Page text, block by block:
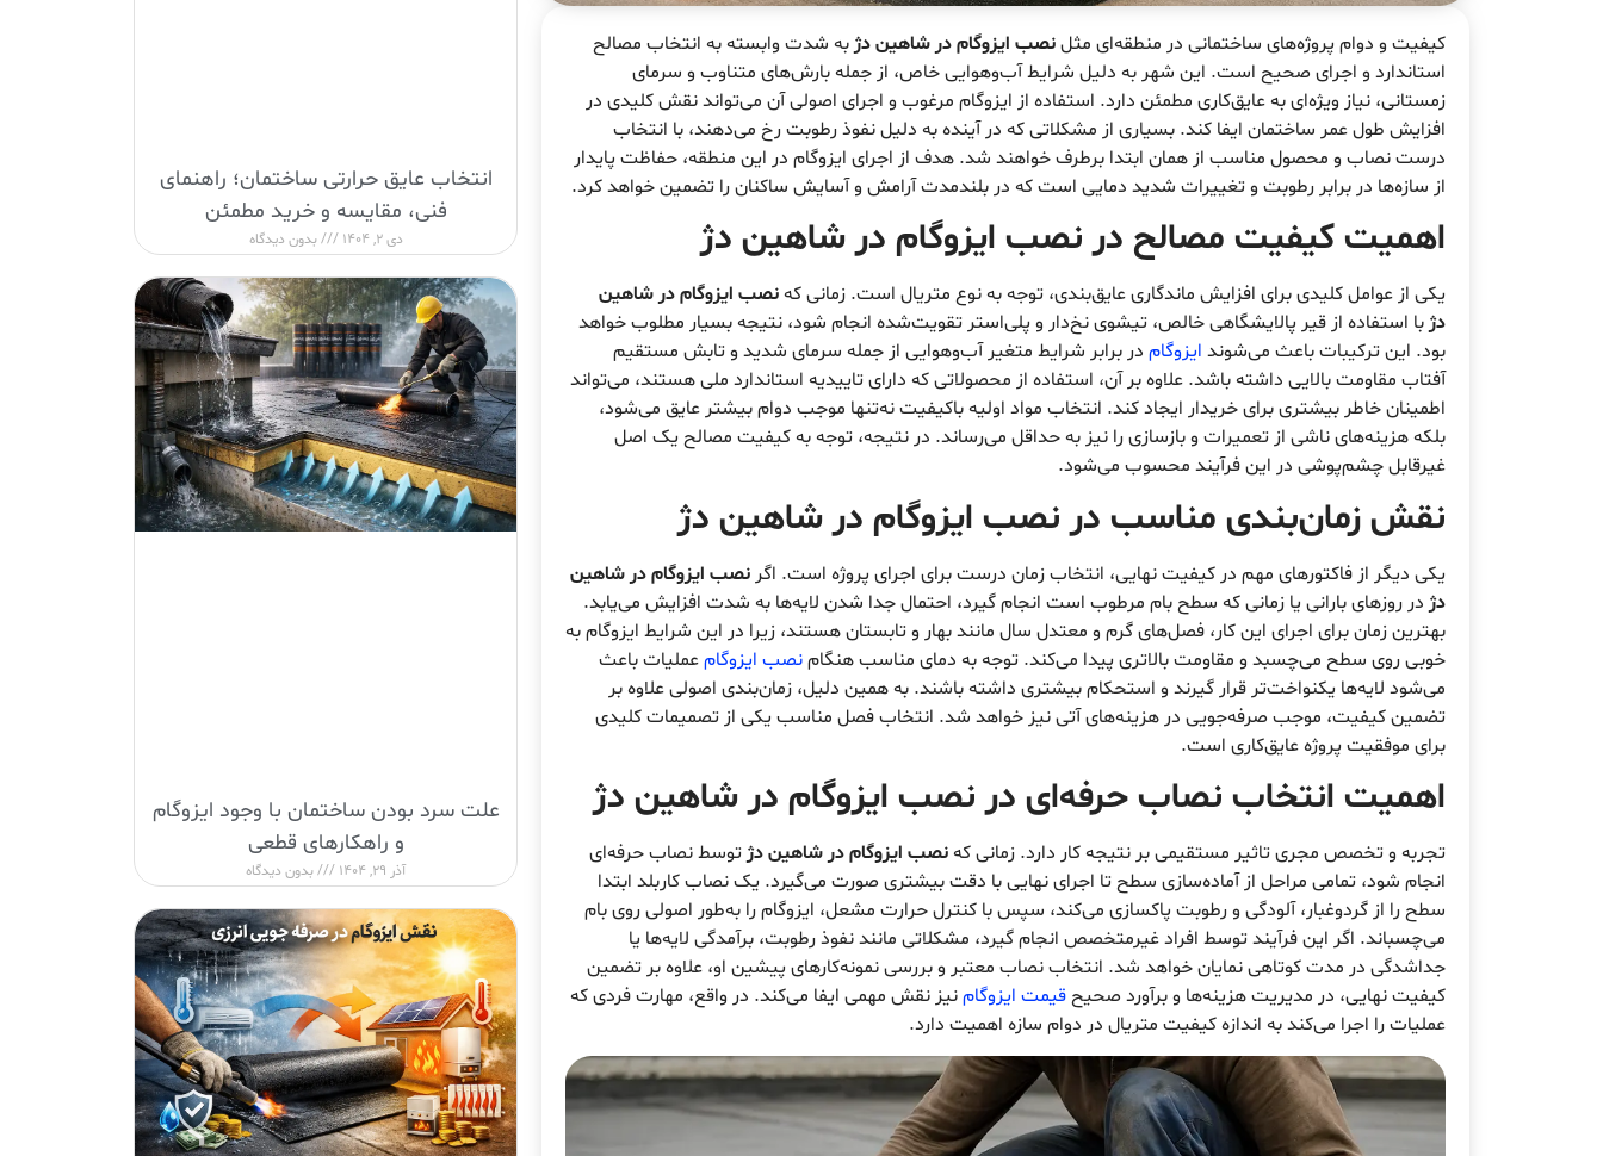
کیفیت و دوام پروژه‌های ساختمانی در منطقه‌ای مثلنصب ایزوگام در شاهین دژ به شدت وابسته به انتخاب مصالح
استاندارد و اجرای صحیح است. این شهر به دلیل شرایط آب‌وهوایی خاص، از جمله بارش‌های متناوب و سرمای
زمستانی، نیاز ویژه‌ای به عایق‌کاری مطمئن دارد. استفاده از ایزوگام مرغوب و اجرای اصولی آن می‌تواند نقش کلیدی در
افزایش طول عمر ساختمان ایفا کند. بسیاری از مشکلاتی که در آینده به دلیل نفوذ رطوبت رخ می‌دهند، با انتخاب
درست نصاب و محصول مناسب از همان ابتدا برطرف خواهند شد. هدف از اجرای ایزوگام در این منطقه، حفاظت پایدار
از سازه‌ها در برابر رطوبت و تغییرات شدید دمایی است که در بلندمدت آرامش و آسایش ساکنان را تضمین خواهد کرد.
اهمیت کیفیت مصالح در نصب ایزوگام در شاهین دژ
یکی از عوامل کلیدی برای افزایش ماندگاری عایق‌بندی، توجه به نوع متریال است. زمانی کهنصب ایزوگام در شاهین
دژ با استفاده از قیر پالایشگاهی خالص، تیشوی نخ‌دار و پلی‌استر تقویت‌شده انجام شود، نتیجه بسیار مطلوب خواهد
بود. این ترکیبات باعث می‌شوند ایزوگام در برابر شرایط متغیر آب‌وهوایی از جمله سرمای شدید و تابش مستقیم
آفتاب مقاومت بالایی داشته باشد. علاوه بر آن، استفاده از محصولاتی که دارای تاییدیه استاندارد ملی هستند، می‌تواند
اطمینان خاطر بیشتری برای خریدار ایجاد کند. انتخاب مواد اولیه باکیفیت نه‌تنها موجب دوام بیشتر عایق می‌شود،
بلکه هزینه‌های ناشی از تعمیرات و بازسازی را نیز به حداقل می‌رساند. در نتیجه، توجه به کیفیت مصالح یک اصل
غیرقابل چشم‌پوشی در این فرآیند محسوب می‌شود.
نقش زمان‌بندی مناسب در نصب ایزوگام در شاهین دژ
یکی دیگر از فاکتورهای مهم در کیفیت نهایی، انتخاب زمان درست برای اجرای پروژه است. اگر نصب ایزوگام در شاهین
دژ در روزهای بارانی یا زمانی که سطح بام مرطوب است انجام گیرد، احتمال جدا شدن لایه‌ها به شدت افزایش می‌یابد.
بهترین زمان برای اجرای این کار، فصل‌های گرم و معتدل سال مانند بهار و تابستان هستند، زیرا در این شرایط ایزوگام به
خوبی روی سطح می‌چسبد و مقاومت بالاتری پیدا می‌کند. توجه به دمای مناسب هنگامنصب ایزوگامعملیات باعث
می‌شود لایه‌ها یکنواخت‌تر قرار گیرند و استحکام بیشتری داشته باشند. به همین دلیل، زمان‌بندی اصولی علاوه بر
تضمین کیفیت، موجب صرفه‌جویی در هزینه‌های آتی نیز خواهد شد. انتخاب فصل مناسب یکی از تصمیمات کلیدی
برای موفقیت پروژه عایق‌کاری است.
اهمیت انتخاب نصاب حرفه‌ای در نصب ایزوگام در شاهین دژ
تجربه و تخصص مجری تاثیر مستقیمی بر نتیجه کار دارد. زمانی کهنصب ایزوگام در شاهین دژ توسط نصاب حرفه‌ای
انجام شود، تمامی مراحل از آماده‌سازی سطح تا اجرای نهایی با دقت بیشتری صورت می‌گیرد. یک نصاب کاربلد ابتدا
سطح را از گردوغبار، آلودگی و رطوبت پاکسازی می‌کند، سپس با کنترل حرارت مشعل، ایزوگام را به‌طور اصولی روی بام
می‌چسباند. اگر این فرآیند توسط افراد غیرمتخصص انجام گیرد، مشکلاتی مانند نفوذ رطوبت، برآمدگی لایه‌ها یا
جداشدگی در مدت کوتاهی نمایان خواهد شد. انتخاب نصاب معتبر و بررسی نمونه‌کارهای پیشین او، علاوه بر تضمین
کیفیت نهایی، در مدیریت هزینه‌ها و برآورد صحیحقیمت ایزوگامنیز نقش مهمی ایفا می‌کند. در واقع، مهارت فردی که
عملیات را اجرا می‌کند به اندازه کیفیت متریال در دوام سازه اهمیت دارد.
انتخاب عایق حرارتی ساختمان؛ راهنمای
فنی، مقایسه و خرید مطمئن
دی 2, 1404 بدون دیدگاه
علت سرد بودن ساختمان با وجود ایزوگام
و راهکارهای قطعی
آذر 29, 1404 بدون دیدگاه